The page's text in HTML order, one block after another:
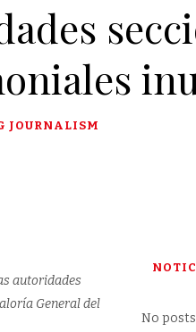
JOURNALISM
autoridades
General del
No